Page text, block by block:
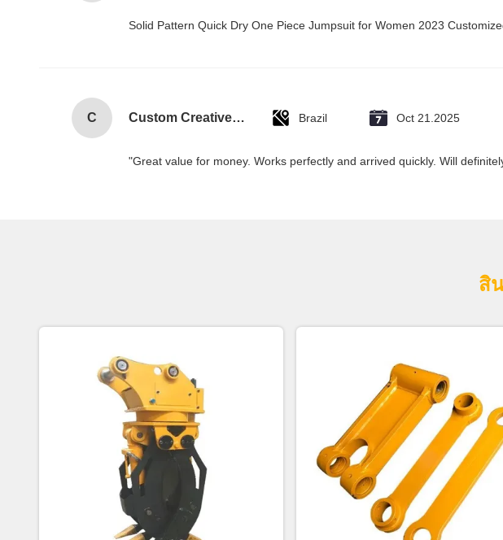
Solid Pattern Quick Dry One Piece Jumpsuit for Women 2023
C Custom Creative Goodie Christmas Kraft Paper Gift Bag with Your Own Logo for Xmas Decorative Party Brazil Oct 21.2025
"Great value for money. Works perfectly and arrived quickly. Will
สิ